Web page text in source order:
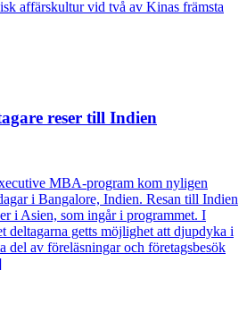
affärskultur vid två av Kinas främsta
reser till Indien
MBA-program kom nyligen
i Bangalore, Indien. Resan till Indien
i Asien, som ingår i programmet. I
deltagarna getts möjlighet att djupdyka i
del av föreläsningar och företagsbesök